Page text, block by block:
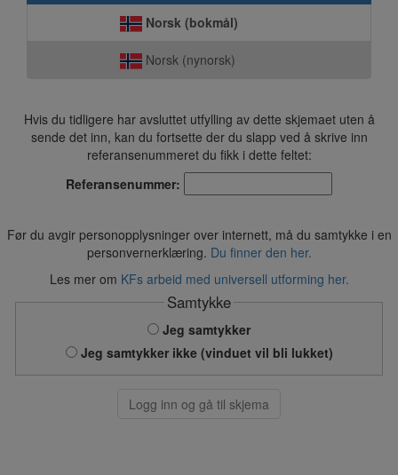
Norsk (bokmål)
Norsk (nynorsk)
Hvis du tidligere har avsluttet utfylling av dette skjemaet uten å
sende det inn, kan du fortsette der du slapp ved å skrive inn
referansenummeret du fikk i dette feltet:
Referansenummer:
Før du avgir personopplysninger over internett, må du samtykke i en
personvernerklæring. Du finner den her.
Les mer om KFs arbeid med universell utforming her.
Samtykke
Jeg samtykker
Jeg samtykker ikke (vinduet vil bli lukket)
Logg inn og gå til skjema